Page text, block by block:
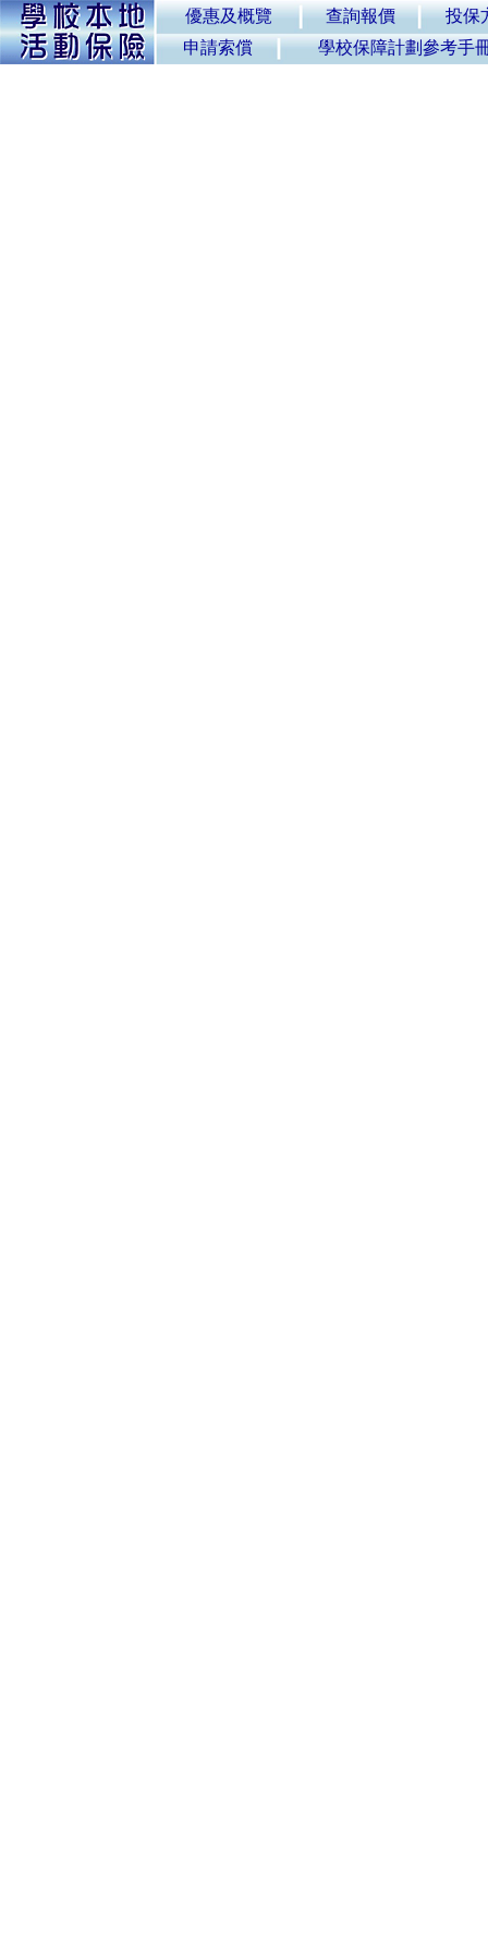
優惠及概覽 查詢報價
投保
申請索償
學校保障計劃參考手